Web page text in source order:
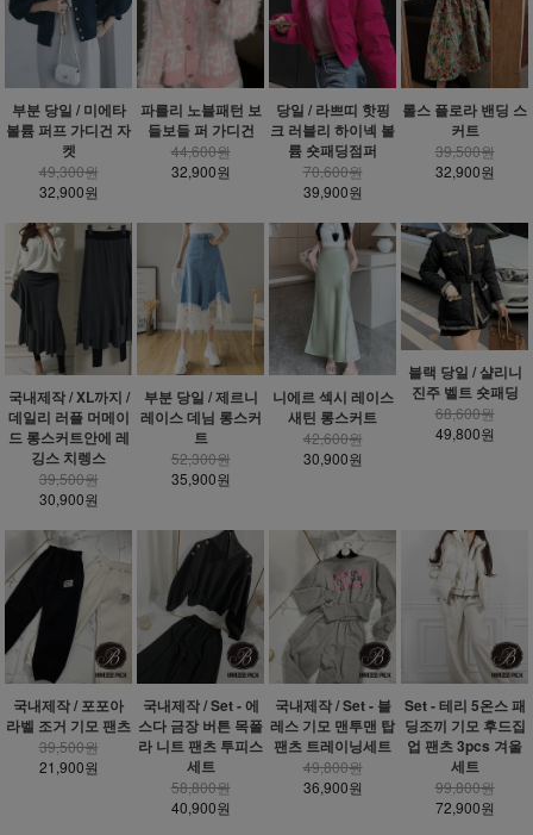
부분 당일 / 미에타
볼륨 퍼프 가디건 자
켓
49,300원
32,900원
파를리 노블패턴 보
들보들 퍼 가디건
44,600원
32,900원
당일 / 라쁘띠 핫핑
크 러블리 하이넥 볼
륨 숏패딩점퍼
70,600원
39,900원
롤스 플로라 밴딩 스
커트
39,500원
32,900원
국내제작 / XL까지 /
데일리 러플 머메이
드 롱스커트안에 레
깅스 치렝스
39,500원
30,900원
부분 당일 / 제르니
레이스 데님 롱스커
트
52,300원
35,900원
니에르 섹시 레이스
새틴 롱스커트
42,600원
30,900원
블랙 당일 / 샬리니
진주 벨트 숏패딩
68,600원
49,800원
국내제작 / 포포아
라벨 조거 기모 팬츠
39,500원
21,900원
국내제작 / Set - 에
스다 금장 버튼 목폴
라 니트 팬츠 투피스
세트
58,800원
40,900원
국내제작 / Set - 블
레스 기모 맨투맨 탑
팬츠 트레이닝세트
49,800원
36,900원
Set - 테리 5온스 패
딩조끼 기모 후드집
업 팬츠 3pcs 겨울
세트
99,800원
72,900원